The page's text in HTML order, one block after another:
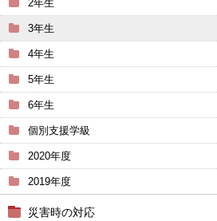
2年生
3年生
4年生
5年生
6年生
個別支援学級
2020年度
2019年度
災害時の対応